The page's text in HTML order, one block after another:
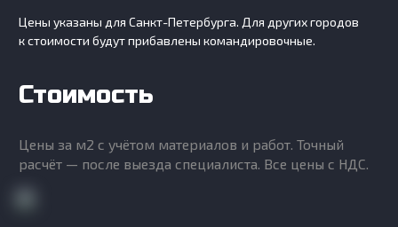
Цены указаны для Санкт-Петербурга. Для других городов
к стоимости будут прибавлены командировочные.
Стоимость
Цены за м2 с учётом материалов и работ. Точный
расчёт — после выезда специалиста. Все цены с НДС.